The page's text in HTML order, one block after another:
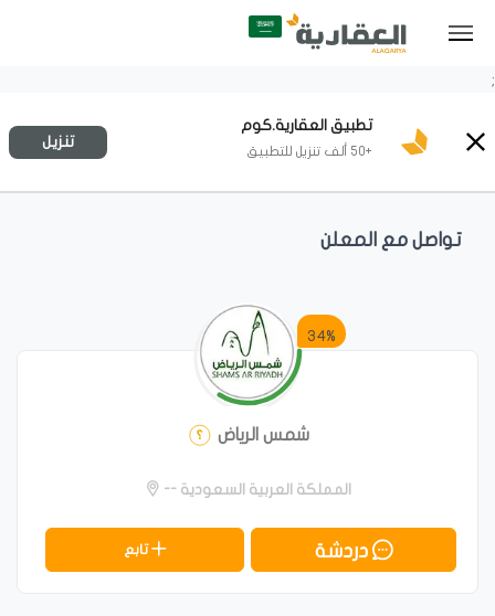
;
تطبيق العقارية.كوم
+50 ألف تنزيل للتطبيق
تنزيل
تواصل مع المعلن
34%
شمس الرياض
المملكة العربية السعودية --
دردشة تابع